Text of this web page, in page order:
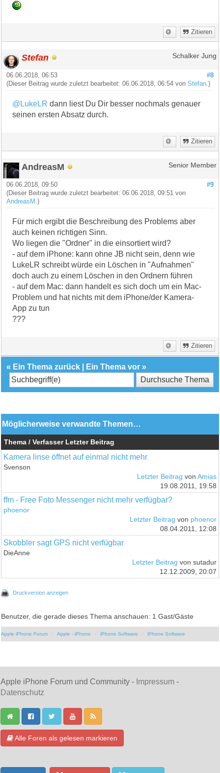
Zitieren
Stefan Schalker Jung
#8
06.06.2018, 06:53
(Dieser Beitrag wurde zuletzt bearbeitet: 06.06.2018, 06:54 vonStefan .)
@LukeLR dann liest Du Dir besser nochmals genauer
seinen ersten Absatz durch.
Zitieren
AndreasM Senior Member
#9
06.06.2018, 09:50
(Dieser Beitrag wurde zuletzt bearbeitet: 06.06.2018, 09:51 von
AndreasM .)
Für mich ergibt die Beschreibung des Problems aber
auch keinen richtigen Sinn.
Wo liegen die "Ordner" in die einsortiert wird?
- auf dem iPhone: kann ohne JB nicht sein, denn wie
LukeLR schreibt würde ein Löschen in "Aufnahmen"
doch auch zu einem Löschen in den Ordnern führen
- auf dem Mac: dann handelt es sich doch um ein Mac-
Problem und hat nichts mit dem iPhone/der Kamera-
App zu tun
???
Zitieren
« Ein Thema zurück Ein Thema vor »
Möglicherweise verwandte Themen…
Thema / Verfasser Letzter Beitrag
Kamera linse öffnet auf einmal nicht mehr
Svenson
Letzter Beitrag von Amias
19.08.2011, 19:58
ffm - Free Foto Messenger nicht mehr verfügbar?
phoenor
Letzter Beitrag von phoenor
08.04.2011, 12:08
Skobbler sagt GPS nicht verfügbar
DieAnne
Letzter Beitrag von sutadur
12.12.2009, 20:07
Druckversion anzeigen
Benutzer, die gerade dieses Thema anschauen: 1 Gast/Gäste
Apple iPhone Forum Apple - iPhone iPhone Software iPhone Software
Apple iPhone Forum und Community - Impressum -
Datenschutz
Alle Foren als gelesen markieren